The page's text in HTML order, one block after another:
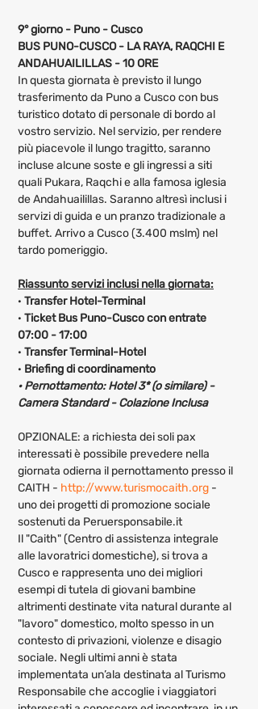
9° giorno - Puno - Cusco
BUS PUNO-CUSCO - LA RAYA, RAQCHI E
ANDAHUAILILLAS - 10 ORE
In questa giornata è previsto il lungo
trasferimento da Puno a Cusco con bus
turistico dotato di personale di bordo al
vostro servizio. Nel servizio, per rendere
più piacevole il lungo tragitto, saranno
incluse alcune soste e gli ingressi a siti
quali Pukara, Raqchi e alla famosa iglesia
de Andahuailillas. Saranno altresì inclusi i
servizi di guida e un pranzo tradizionale a
buffet. Arrivo a Cusco (3.400 mslm) nel
tardo pomeriggio.
Riassunto servizi inclusi nella giornata:
· Transfer Hotel-Terminal
· Ticket Bus Puno-Cusco con entrate
07:00 - 17:00
· Transfer Terminal-Hotel
· Briefing di coordinamento
· Pernottamento: Hotel 3* (o similare) -
Camera Standard - Colazione Inclusa
OPZIONALE: a richiesta dei soli pax
interessati è possibile prevedere nella
giornata odierna il pernottamento presso il
CAITH - http://www.turismocaith.org -
uno dei progetti di promozione sociale
sostenuti da Peruersponsabile.it
Il "Caith" (Centro di assistenza integrale
alle lavoratrici domestiche), si trova a
Cusco e rappresenta uno dei migliori
esempi di tutela di giovani bambine
altrimenti destinate vita natural durante al
"lavoro" domestico, molto spesso in un
contesto di privazioni, violenze e disagio
sociale. Negli ultimi anni è stata
implementata un’ala destinata al Turismo
Responsabile che accoglie i viaggiatori